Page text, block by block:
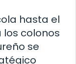
hasta el
colonos
se